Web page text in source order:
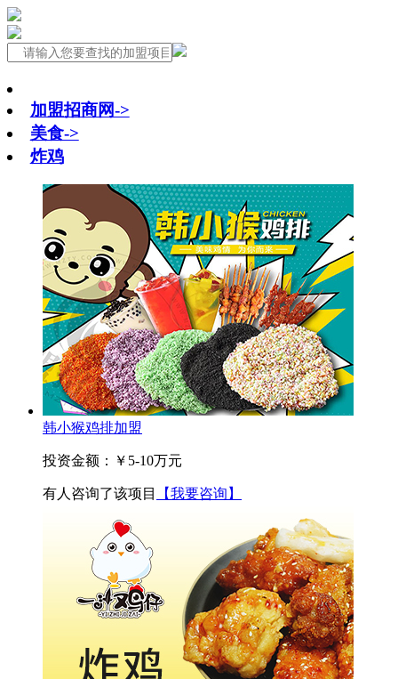
加盟招商网->
美食->
炸鸡
韩小猴鸡排加盟
投资金额： ￥5-10万元
有人咨询了该项目 【我要咨询】